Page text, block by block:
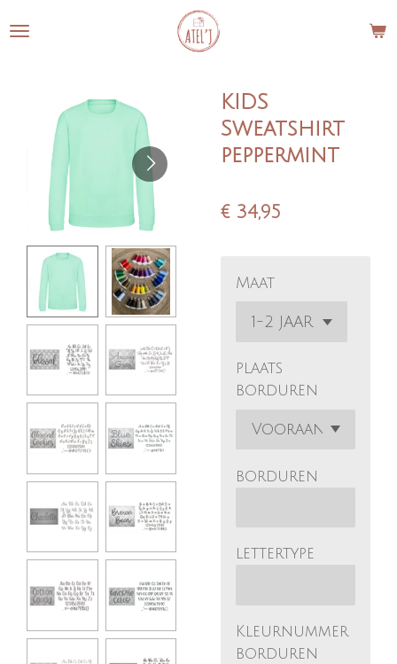
direct
hoofdinhoud
KIDS
Sweatshirt
peppermint
€ 34,95
Maat
plaats
borduren
borduren
lettertype
Kleurnummer
borduren